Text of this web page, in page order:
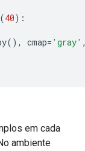
(40):
(), cmap= 'gray'
em cada
ambiente